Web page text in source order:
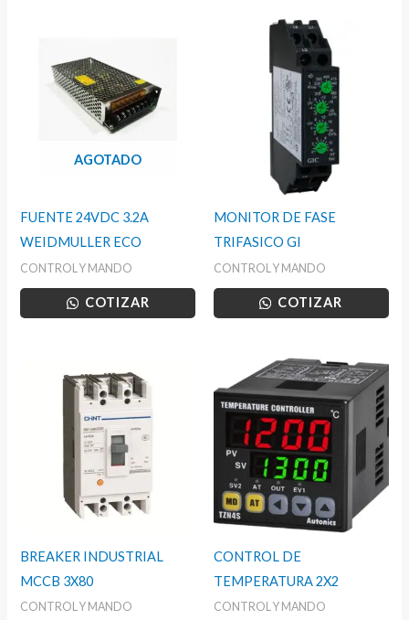
AGOTADO
FUENTE 24VDC 3.2A
WEIDMULLER ECO
CONTROL Y MANDO
COTIZAR
MONITOR DE FASE
TRIFASICO GI
CONTROL Y MANDO
COTIZAR
BREAKER INDUSTRIAL
MCCB 3X80
CONTROL Y MANDO
CONTROL DE
TEMPERATURA 2X2
CONTROL Y MANDO